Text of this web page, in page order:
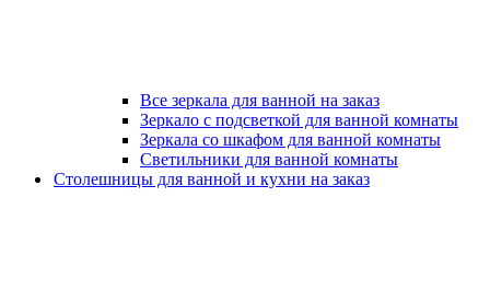
Все зеркала для ванной на заказ
Зеркало с подсветкой для ванной комнаты
Зеркала со шкафом для ванной комнаты
Светильники для ванной комнаты
Столешницы для ванной и кухни на заказ